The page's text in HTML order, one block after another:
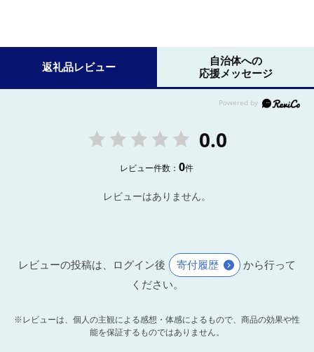
返礼品レビュー
自治体への
応援メッセージ
0.0
レビュー件数：0件
レビューはありません。
レビューの投稿は、ログイン後 寄付履歴
から行って
ください。
※レビューは、個人の主観による感想・体感によるもので、商品の効果や性
能を保証するものではありません。